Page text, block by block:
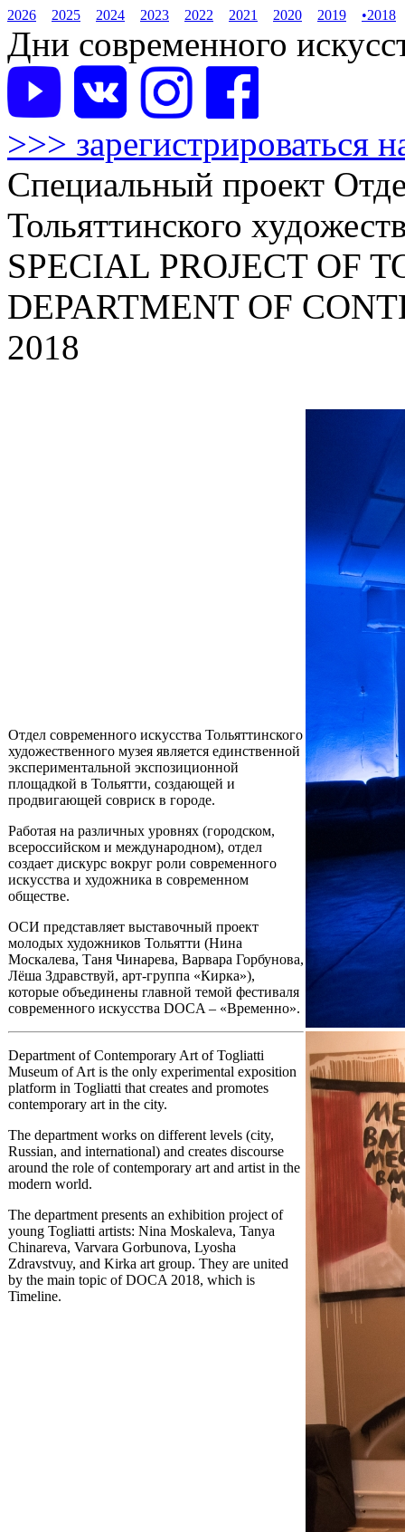
2026 2025 2024 2023 2022 2021 2020 2019 •2018
Дни современного
>>> зарегистрироваться
Специальный проект
Тольяттинского
SPECIAL PROJECT OF
DEPARTMENT OF
2018
Отдел современного искусства Тольяттинского
художественного музея является единственной
экспериментальной экспозиционной
площадкой в Тольятти, создающей и
продвигающей совриск в городе.
Работая на различных уровнях (городском,
всероссийском и международном), отдел
создает дискурс вокруг роли современного
искусства и художника в современном
обществе.
ОСИ представляет выставочный проект
молодых художников Тольятти (Нина
Москалева, Таня Чинарева, Варвара Горбунова,
Лёша Здравствуй, арт-группа «Кирка»),
которые объединены главной темой фестиваля
современного искусства DOCA – «Временно».
Department of Contemporary Art of Togliatti
Museum of Art is the only experimental exposition
platform in Togliatti that creates and promotes
contemporary art in the city.
The department works on different levels (city,
Russian, and international) and creates discourse
around the role of contemporary art and artist in the
modern world.
The department presents an exhibition project of
young Togliatti artists: Nina Moskaleva, Tanya
Chinareva, Varvara Gorbunova, Lyosha
Zdravstvuy, and Kirka art group. They are united
by the main topic of DOCA 2018, which is
Timeline.